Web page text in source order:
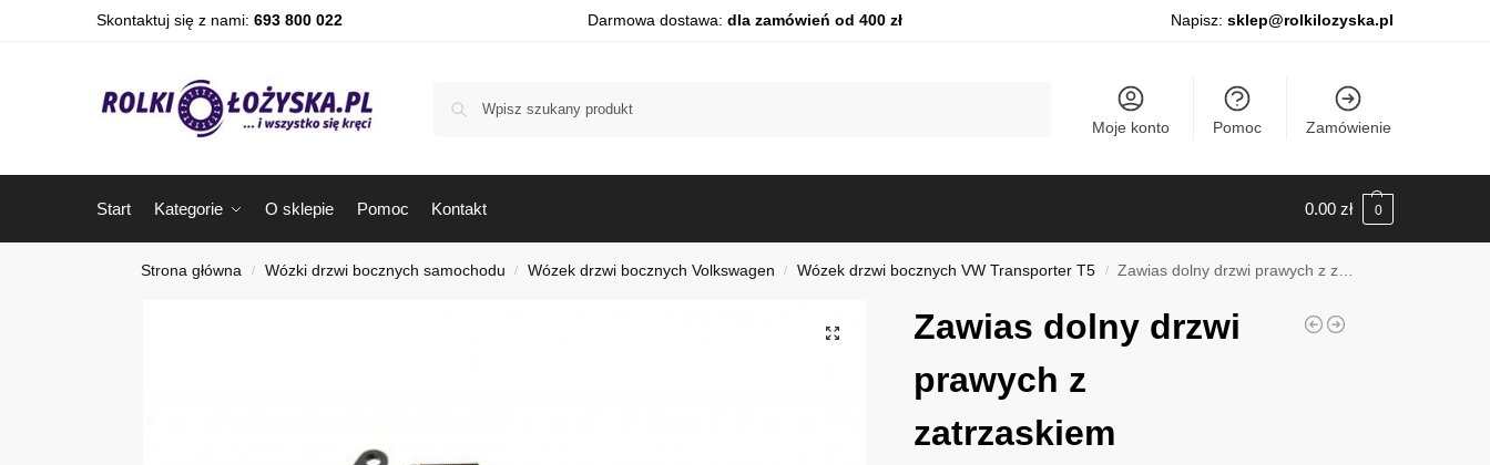
Skontaktuj się z nami: 693 800 022 Darmowa dostawa: dla zamówień od 400 zł Napisz: sklep@rolkilozyska.pl
Moje konto Pomoc Zamówienie
Start Kategorie O sklepie Pomoc Kontakt 0.00 zł 0
Strona główna / Wózki drzwi bocznych samochodu / Wózek drzwi bocznych Volkswagen / Wózek drzwi bocznych VW Transporter T5 / Zawias dolny drzwi prawych z zatrzaskiem Volkswagen Transporter T5 od 2003-2015, 011511
Zawias dolny drzwi
prawych z
zatrzaskiem